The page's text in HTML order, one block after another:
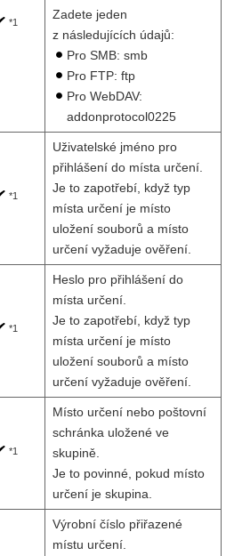
*1
Zadete jeden
z následujících údajů:
Pro SMB: smb
Pro FTP: ftp
Pro WebDAV:
addonprotocol0225
*1
Uživatelské jméno pro
přihlášení do místa určení.
Je to zapotřebí, když typ
místa určení je místo
uložení souborů a místo
určení vyžaduje ověření.
*1
Heslo pro přihlášení do
místa určení.
Je to zapotřebí, když typ
místa určení je místo
uložení souborů a místo
určení vyžaduje ověření.
*1
Místo určení nebo poštovní
schránka uložené ve
skupině.
Je to povinné, pokud místo
určení je skupina.
Výrobní číslo přiřazené
místu určení.